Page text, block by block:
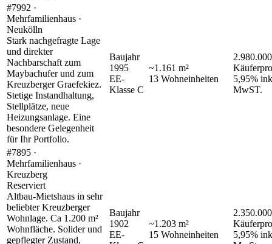
#7992 ·
Mehrfamilienhaus ·
Neukölln
Stark nachgefragte Lage
und direkter
Nachbarschaft zum
Maybachufer und zum
Kreuzberger Graefekiez.
Stetige Instandhaltung,
Stellplätze, neue
Heizungsanlage. Eine
besondere Gelegenheit
für Ihr Portfolio.
Baujahr
1995
EE-
Klasse C
~1.161 m²
13 Wohneinheiten
5,95%
MwST.
#7895 ·
Mehrfamilienhaus ·
Kreuzberg
Reserviert
Altbau-Mietshaus in sehr
beliebter Kreuzberger
Wohnlage. Ca 1.200 m²
Wohnfläche. Solider und
gepflegter Zustand,
Baujahr
1902
EE-
~1.203 m²
15 Wohneinheiten
5,95%